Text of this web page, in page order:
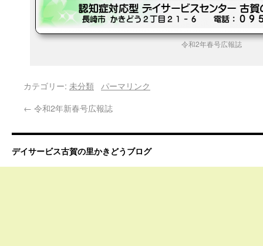
令和2年春号広報誌
カテゴリー: 未分類
パーマリンク
← 令和2年新春号広報誌
デイサービス古賀の里かきどうブログ